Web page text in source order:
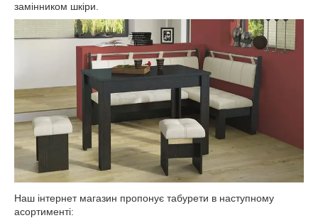
замінником шкіри.
Наш інтернет магазин пропонує табурети в наступному
асортименті: